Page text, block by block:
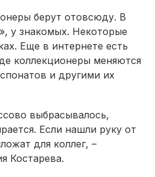
берут отовсюду. В
у знакомых. Некоторые
Еще в интернете есть
коллекционеры меняются
и другими их
выбрасывалось,
Если нашли руку от
для коллег, –
Костарева.